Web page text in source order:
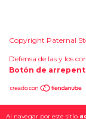
Al navegar por este sitio
Copyright Paternal
Defensa de las y los
Botón de